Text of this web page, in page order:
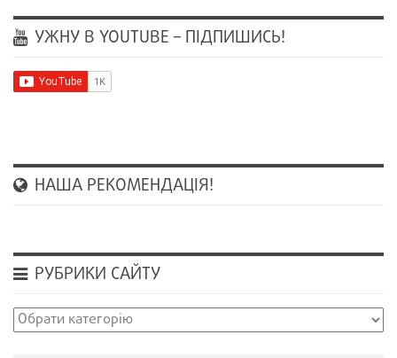
УЖНУ В YOUTUBE – ПІДПИШИСЬ!
НАША РЕКОМЕНДАЦІЯ!
РУБРИКИ САЙТУ
Рубрики